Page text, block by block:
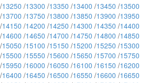
/13250 /13300 /13350 /13400 /13450 /13500
/13700 /13750 /13800 /13850 /13900 /13950
/14150 /14200 /14250 /14300 /14350 /14400
/14600 /14650 /14700 /14750 /14800 /14850
/15050 /15100 /15150 /15200 /15250 /15300
/15500 /15550 /15600 /15650 /15700 /15750
/15950 /16000 /16050 /16100 /16150 /16200
/16400 /16450 /16500 /16550 /16600 /16650